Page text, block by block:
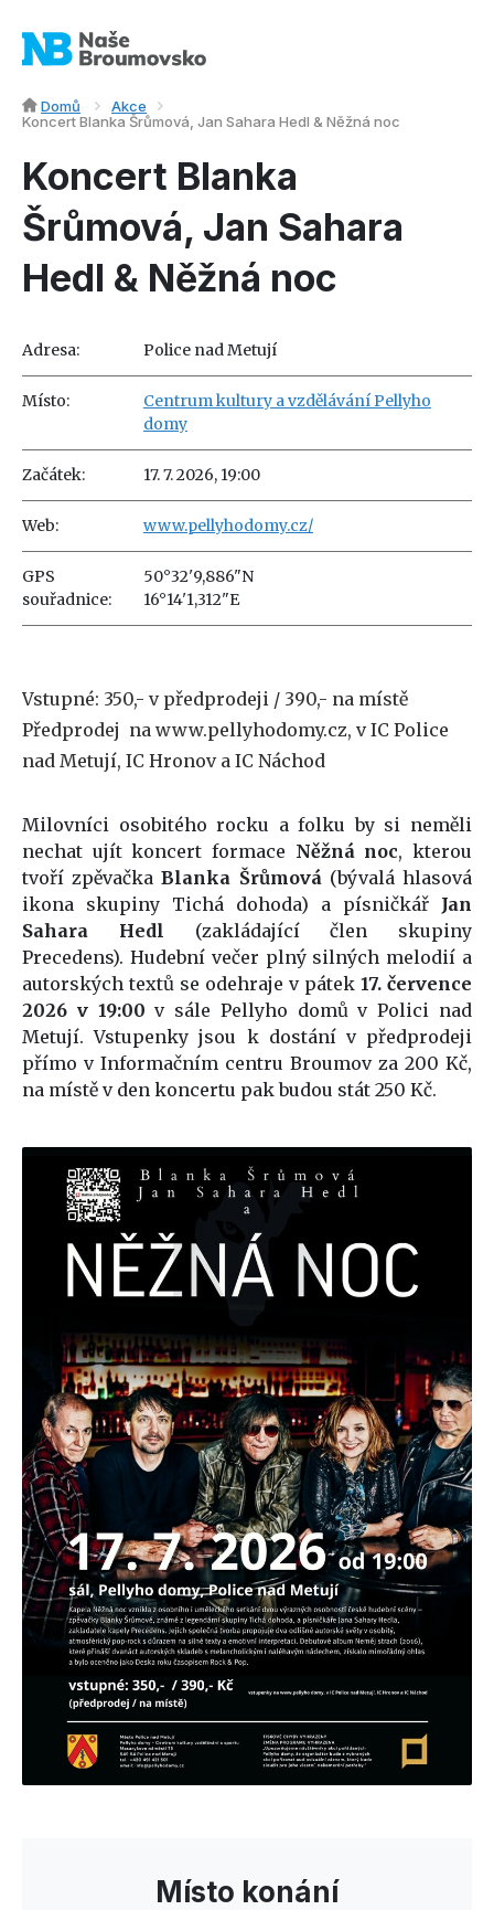
Domů
Akce
Koncert Blanka Šrůmová, Jan Sahara Hedl & Něžná noc
Koncert Blanka
Šrůmová, Jan Sahara
Hedl & Něžná noc
Adresa: Police nad Metují
Místo:
Centrum kultury a vzdělávání Pellyho
domy
Začátek: 17. 7. 2026, 19:00
Web: www.pellyhodomy.cz/
GPS
souřadnice:
50°32'9,886"N
16°14'1,312"E
Vstupné: 350,- v předprodeji / 390,- na místě
Předprodej na www.pellyhodomy.cz, v IC Police
nad Metují, IC Hronov a IC Náchod
Milovníci osobitého rocku a folku by si neměli
nechat ujít koncert formace Něžná noc, kterou
tvoří zpěvačkaBlanka Šrůmová(bývalá hlasová
ikona skupiny Tichá dohoda) a písničkář Jan
Sahara Hedl (zakládající člen skupiny
Precedens). Hudební večer plný silných melodií a
autorských textů se odehraje v pátek 17. července
2026 v 19:00 v sále Pellyho domů v Polici nad
Metují. Vstupenky jsou k dostání v předprodeji
přímo v Informačním centru Broumov za 200 Kč,
na místě v den koncertu pak budou stát 250 Kč.
Místo konání